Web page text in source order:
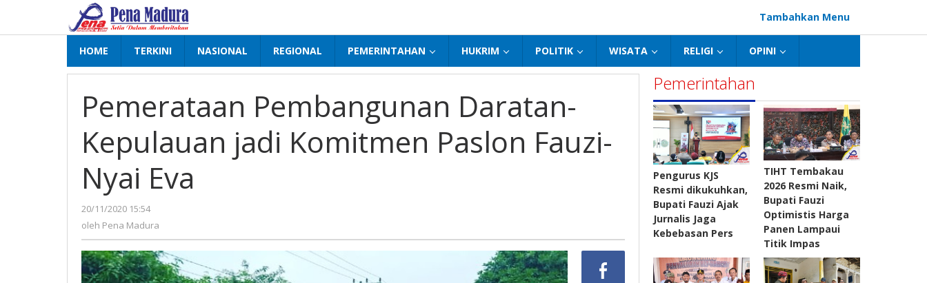
konten
Tambahkan Menu
HOME TERKINI NASIONAL REGIONAL PEMERINTAHAN HUKRIM POLITIK WISATA RELIGI OPINI
Pemerataan Pembangunan Daratan-
Kepulauan jadi Komitmen Paslon Fauzi-
Nyai Eva
20/11/2020 15:54
Pena
oleh Pena Madura
Pemerintahan
Pengurus KJS
Resmi dikukuhkan,
Bupati Fauzi Ajak
Jurnalis Jaga
Kebebasan Pers
TIHT Tembakau
2026 Resmi Naik,
Bupati Fauzi
Optimistis Harga
Panen Lampaui
Titik Impas